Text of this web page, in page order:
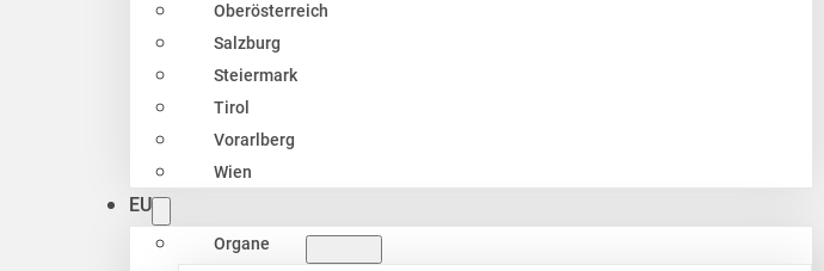
Oberösterreich
Salzburg
Steiermark
Tirol
Vorarlberg
Wien
EU
Organe